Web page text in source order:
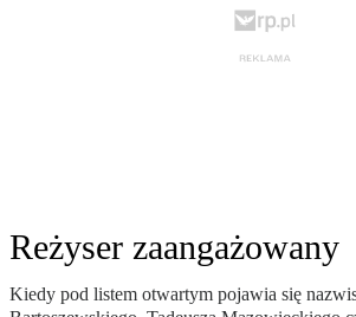
Reżyser zaangażowany
Kiedy pod listem otwartym pojawia się